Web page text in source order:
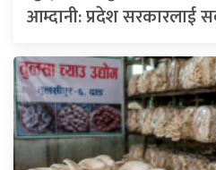
आम्दानी: प्रदेश सरकारलाई